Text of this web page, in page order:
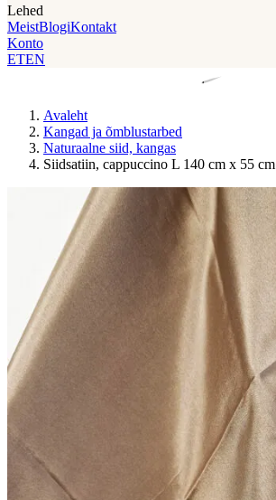
Lehed
MeistBlogiKontakt
Konto
ETEN
Avaleht
Kangad ja õmblustarbed
Naturaalne siid, kangas
Siidsatiin, cappuccino L 140 cm x 55 cm